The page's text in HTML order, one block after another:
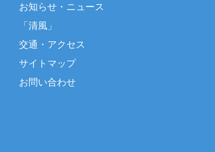
お知らせ・ニュース
「清風」
交通・アクセス
サイトマップ
お問い合わせ